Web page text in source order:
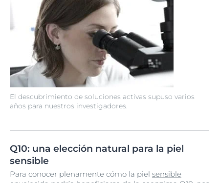
El descubrimiento de soluciones activas supuso varios
años para nuestros investigadores.
Q10: una elección natural para la piel
sensible
Para conocer plenamente cómo la piel sensible